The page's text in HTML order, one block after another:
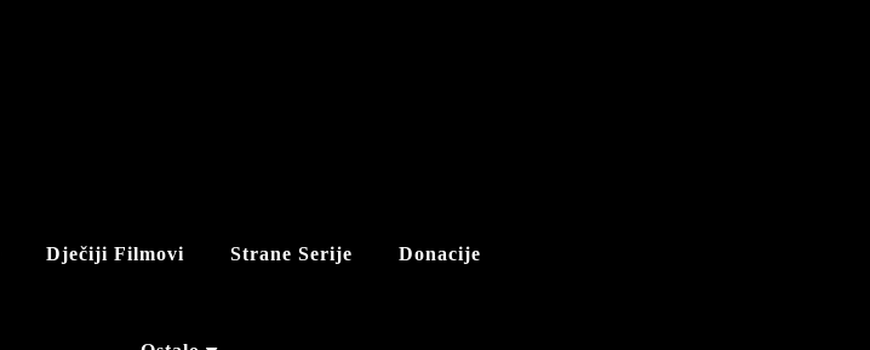
Dječiji Filmovi Strane Serije Donacije